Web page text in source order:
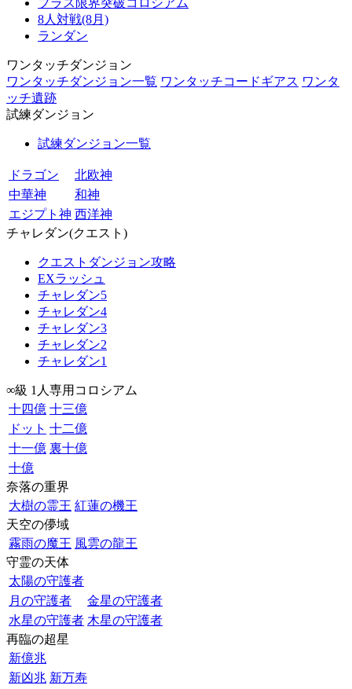
プラス限界突破コロシアム
8人対戦(8月)
ランダン
ワンタッチダンジョン
ワンタッチダンジョン一覧 ワンタッチコードギアス ワンタ
ッチ遺跡
試練ダンジョン
試練ダンジョン一覧
ドラゴン
北欧神
中華神
和神
エジプト神 西洋神
チャレダン(クエスト)
クエストダンジョン攻略
EXラッシュ
チャレダン5
チャレダン4
チャレダン3
チャレダン2
チャレダン1
∞級 1人専用コロシアム
十四億 十三億
ドット 十二億
十一億 裏十億
十億
奈落の重界
大樹の霊王 紅蓮の機王
天空の儚域
霧雨の魔王 風雲の龍王
守霊の天体
太陽の守護者
月の守護者
金星の守護者
水星の守護者 木星の守護者
再臨の超星
新億兆
新凶兆 新万寿